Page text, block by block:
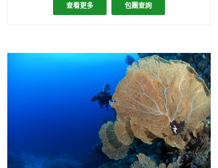
查看更多 包團查詢